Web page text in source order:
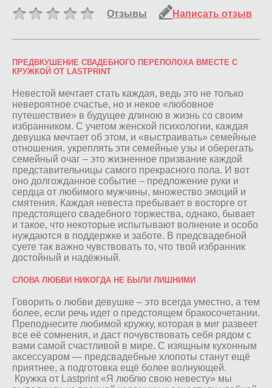
Отзывы Написать отзыв
ПРЕДВКУШЕНИЕ СВАДЕБНОГО ПЕРЕПОЛОХА ВМЕСТЕ С
КРУЖКОЙ ОТ LASTPRINT
Невестой мечтает стать каждая, ведь это не только
невероятное счастье, но и некое «любовное
путешествие» в будущее длиною в жизнь со своим
избранником. С учетом женской психологии, каждая
девушка мечтает об этом, и «выстраивать» семейные
отношения, укреплять эти семейные узы и оберегать
семейный очаг – это жизненное призвание каждой
представительницы самого прекрасного пола. И вот
оно долгожданное событие – предложение руки и
сердца от любимого мужчины, множество эмоций и
смятения. Каждая невеста пребывает в восторге от
предстоящего свадебного торжества, однако, бывает
и такое, что некоторые испытывают волнение и особо
нуждаются в поддержке и заботе. В предсвадебной
суете так важно чувствовать то, что твой избранник
достойный и надёжный.
СЛОВА ЛЮБВИ НИКОГДА НЕ БЫЛИ ЛИШНИМИ
Говорить о любви девушке – это всегда уместно, а тем
более, если речь идет о предстоящем бракосочетании.
Преподнесите любимой кружку, которая в миг развеет
все её сомнения, и даст почувствовать себя рядом с
вами самой счастливой в мире. С изящным кухонным
аксессуаром — предсвадебные хлопоты станут ещё
приятнее, а подготовка ещё более волнующей.
Кружка от Lastprint «Я люблю свою невесту» мы